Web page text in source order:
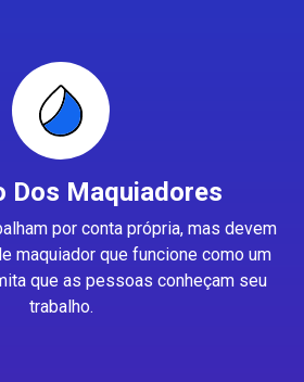
Dos Maquiadores
por conta própria, mas devem
maquiador que funcione como um
que as pessoas conheçam seu
trabalho.